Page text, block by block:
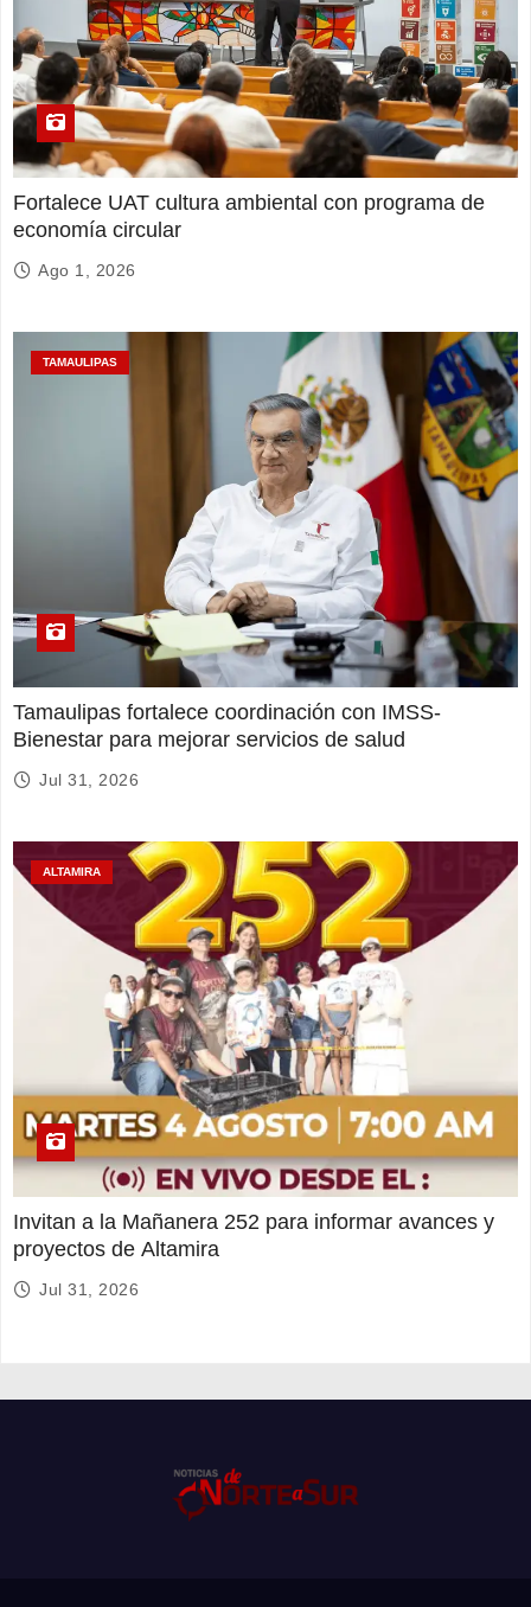
Fortalece UAT cultura ambiental con programa de
economía circular
Ago 1, 2026
TAMAULIPAS
Tamaulipas fortalece coordinación con IMSS-
Bienestar para mejorar servicios de salud
Jul 31, 2026
ALTAMIRA
Invitan a la Mañanera 252 para informar avances y
proyectos de Altamira
Jul 31, 2026